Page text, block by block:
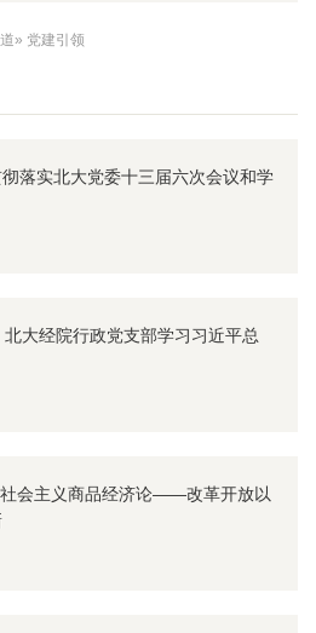
» 党建引领
落实北大党委十三届六次会议和学
大经院行政党支部学习习近平总
会主义商品经济论——改革开放以